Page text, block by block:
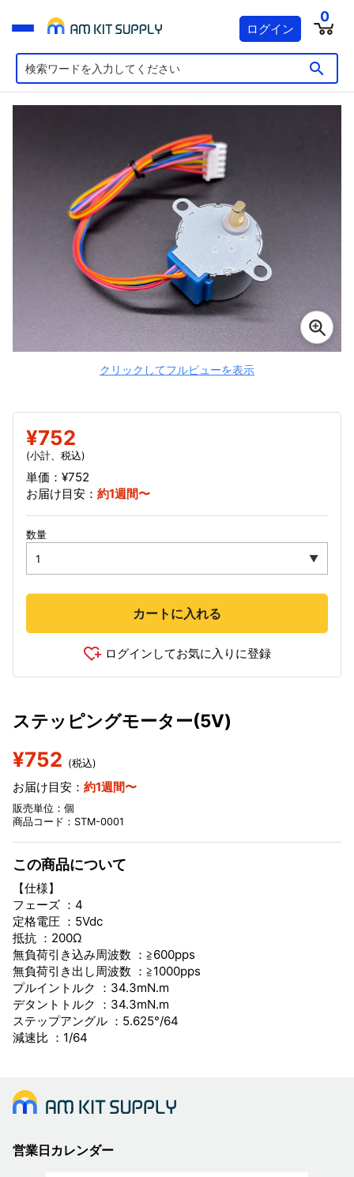
ログイン
0
クリックしてフルビューを表示
ステッピングモーター(5V)
¥752 (税込)
お届け目安： 約1週間〜
販売単位：個
商品コード：STM-0001
この商品について
【仕様】
フェーズ ：4
定格電圧 ：5Vdc
抵抗 ：200Ω
無負荷引き込み周波数 ：≧600pps
無負荷引き出し周波数 ：≧1000pps
プルイントルク ：34.3mN.m
デタントトルク ：34.3mN.m
ステップアングル ：5.625°/64
減速比 ：1/64
¥752
(小計、税込)
単価：¥752
お届け目安： 約1週間〜
数量
カートに入れる
ログインしてお気に入りに登録
営業日カレンダー